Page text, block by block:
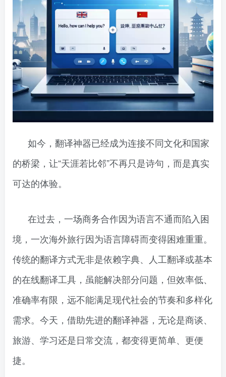
如今，翻译神器已经成为连接不同文化和国家
的桥梁，让“天涯若比邻”不再只是诗句，而是真实
可达的体验。
在过去，一场商务合作因为语言不通而陷入困
境，一次海外旅行因为语言障碍而变得困难重重。
传统的翻译方式无非是依赖字典、人工翻译或基本
的在线翻译工具，虽能解决部分问题，但效率低、
准确率有限，远不能满足现代社会的节奏和多样化
需求。今天，借助先进的翻译神器，无论是商谈、
旅游、学习还是日常交流，都变得更简单、更便
捷。